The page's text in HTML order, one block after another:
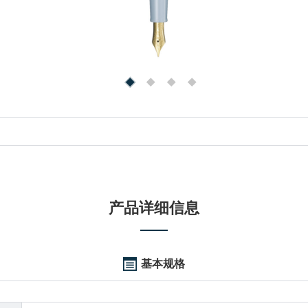
产品详细信息
基本规格